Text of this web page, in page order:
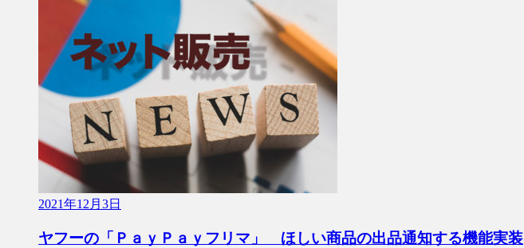
2021年12月3日
ヤフーの「ＰａｙＰａｙフリマ」 ほしい商品の出品通知する機能実装